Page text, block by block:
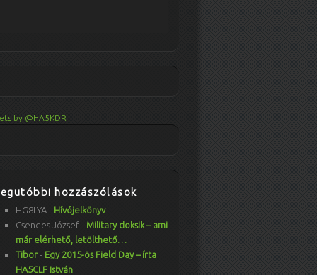
by @HA5KDR
hozzászólások
HG8LYA - Hívójelkönyv
Csendes József - Military doksik – ami
már elérhető, letölthető…
Tibor - Egy 2015-ös Field Day – írta
HA5CLF István